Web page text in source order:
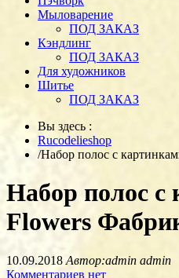
Мыловарение
ПОД ЗАКАЗ
Кэндлинг
ПОД ЗАКАЗ
Для художников
Шитье
ПОД ЗАКАЗ
Вы здесь :
Rucodelieshop
/Набор полос с
Набор полос с
Flowers
10.09.2018 Автор:admin admin
Комментариев нет